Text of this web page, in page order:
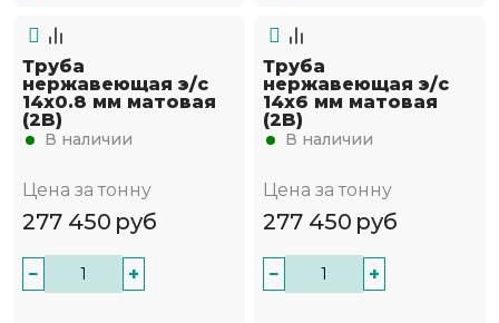
Труба
нержавеющая э/с
14х0.8 мм матовая
(2B)
В наличии
Цена за тонну
277 450 руб
− +
Труба
нержавеющая э/с
14х6 мм матовая
(2B)
В наличии
Цена за тонну
277 450 руб
− +